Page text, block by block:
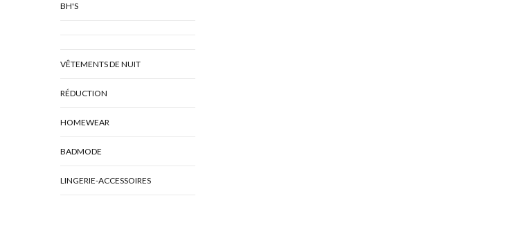
BH'S
VÊTEMENTS DE NUIT
RÉDUCTION
HOMEWEAR
BADMODE
LINGERIE-ACCESSOIRES